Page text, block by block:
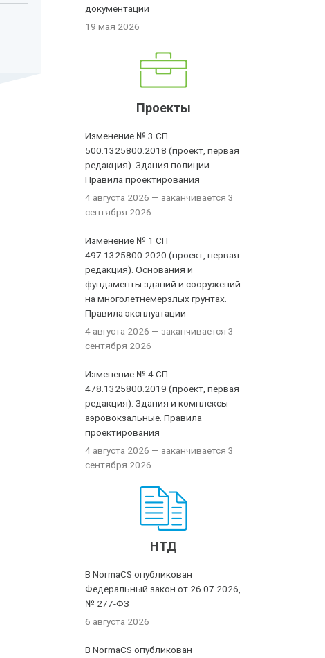
документации
19 мая 2026
Проекты
Изменение № 3 СП
500.1325800.2018 (проект, первая
редакция). Здания полиции.
Правила проектирования
4 августа 2026 — заканчивается 3
сентября 2026
Изменение № 1 СП
497.1325800.2020 (проект, первая
редакция). Основания и
фундаменты зданий и сооружений
на многолетнемерзлых грунтах.
Правила эксплуатации
4 августа 2026 — заканчивается 3
сентября 2026
Изменение № 4 СП
478.1325800.2019 (проект, первая
редакция). Здания и комплексы
аэровокзальные. Правила
проектирования
4 августа 2026 — заканчивается 3
сентября 2026
НТД
В NormaCS опубликован
Федеральный закон от 26.07.2026,
№ 277-ФЗ
6 августа 2026
В NormaCS опубликован